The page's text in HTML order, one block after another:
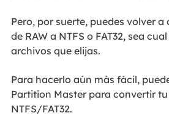
Pero, por suerte, puedes volver
de RAW a NTFS o FAT32, sea
archivos que elijas.
Para hacerlo aún más fácil,
Partition Master para convertir tu
NTFS/FAT32.